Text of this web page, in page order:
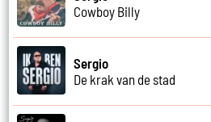
Cowboy Billy
Sergio
De krak van de stad